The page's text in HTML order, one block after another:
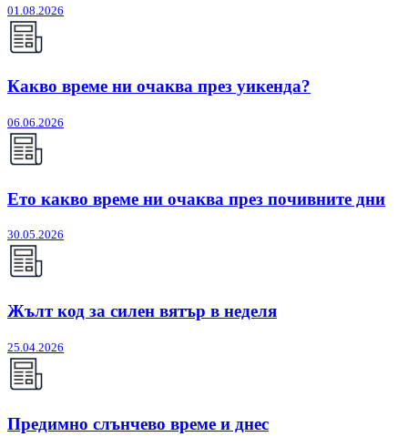
01.08.2026
Какво време ни очаква през уикенда?
06.06.2026
Ето какво време ни очаква през почивните дни
30.05.2026
Жълт код за силен вятър в неделя
25.04.2026
Предимно слънчево време и днес